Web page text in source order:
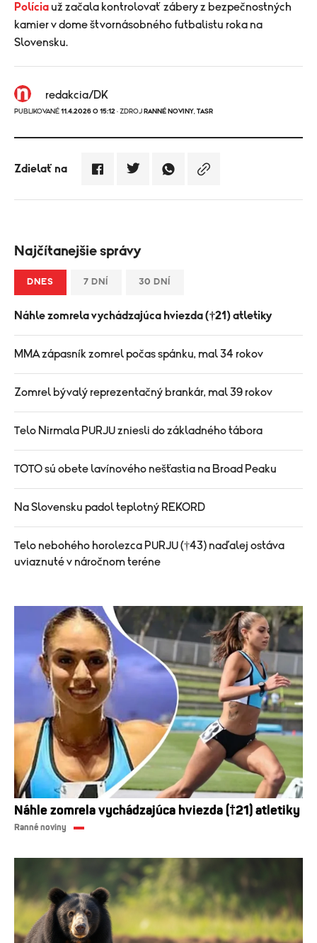
Polícia už začala kontrolovať zábery z bezpečnostných
kamier v dome štvornásobného futbalistu roka na
Slovensku.
redakcia/DK
PUBLIKOVANÉ 11.4.2026 O 15:12 · ZDROJ RANNÉ NOVINY TASR
Zdielať na
Najčítanejšie správy
DNES 7 DNÍ 30 DNÍ
Náhle zomrela vychádzajúca hviezda (†21) atletiky
MMA zápasník zomrel počas spánku, mal 34 rokov
Zomrel bývalý reprezentačný brankár, mal 39 rokov
Telo Nirmala PURJU zniesli do základného tábora
TOTO sú obete lavínového nešťastia na Broad Peaku
Na Slovensku padol teplotný REKORD
Telo nebohého horolezca PURJU (†43) naďalej ostáva
uviaznuté v náročnom teréne
Náhle zomrela vychádzajúca hviezda (†21) atletiky
Ranné noviny